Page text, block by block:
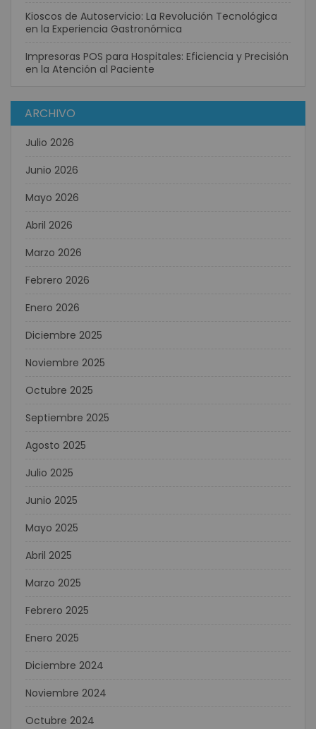
Kioscos de Autoservicio: La Revolución Tecnológica
en la Experiencia Gastronómica
Impresoras POS para Hospitales: Eficiencia y Precisión
en la Atención al Paciente
ARCHIVO
Julio 2026
Junio 2026
Mayo 2026
Abril 2026
Marzo 2026
Febrero 2026
Enero 2026
Diciembre 2025
Noviembre 2025
Octubre 2025
Septiembre 2025
Agosto 2025
Julio 2025
Junio 2025
Mayo 2025
Abril 2025
Marzo 2025
Febrero 2025
Enero 2025
Diciembre 2024
Noviembre 2024
Octubre 2024